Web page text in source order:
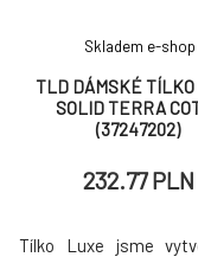
TLD DÁMSKÉ TÍLKO
SOLID TERRA
(37247202)
Skladem e-shop
232.77 PLN
Tílko Luxe jsme